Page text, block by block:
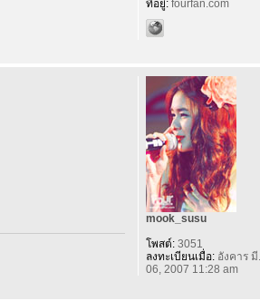
ที่อยู่:fourfan.com
mook_susu
โพสต์:3051
ลงทะเบียนเมื่อ:อังคาร มี.
06, 2007 11:28 am